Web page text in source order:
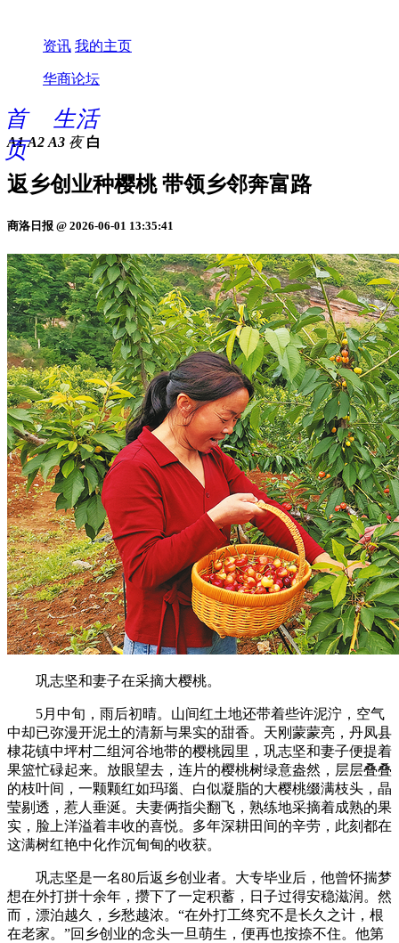
资讯 我的主页
华商论坛
首
页
生活
A1 A2 A3 夜 白
返乡创业种樱桃 带领乡邻奔富路
商洛日报 @ 2026-06-01 13:35:41
巩志坚和妻子在采摘大樱桃。
5月中旬，雨后初晴。山间红土地还带着些许泥泞，空气
中却已弥漫开泥土的清新与果实的甜香。天刚蒙蒙亮，丹凤县
棣花镇中坪村二组河谷地带的樱桃园里，巩志坚和妻子便提着
果篮忙碌起来。放眼望去，连片的樱桃树绿意盎然，层层叠叠
的枝叶间，一颗颗红如玛瑙、白似凝脂的大樱桃缀满枝头，晶
莹剔透，惹人垂涎。夫妻俩指尖翻飞，熟练地采摘着成熟的果
实，脸上洋溢着丰收的喜悦。多年深耕田间的辛劳，此刻都在
这满树红艳中化作沉甸甸的收获。
巩志坚是一名80后返乡创业者。大专毕业后，他曾怀揣梦
想在外打拼十余年，攒下了一定积蓄，日子过得安稳滋润。然
而，漂泊越久，乡愁越浓。“在外打工终究不是长久之计，根
在老家。”回乡创业的念头一旦萌生，便再也按捺不住。他第